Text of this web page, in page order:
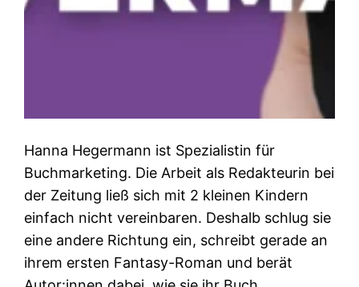
Hanna Hegermann ist Spezialistin für
Buchmarketing. Die Arbeit als Redakteurin bei
der Zeitung ließ sich mit 2 kleinen Kindern
einfach nicht vereinbaren. Deshalb schlug sie
eine andere Richtung ein, schreibt gerade an
ihrem ersten Fantasy-Roman und berät